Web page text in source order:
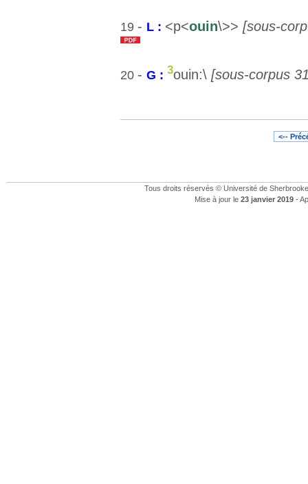
19 - L : <p<ouin\>> [sous-
20 - G : 3ouin:\ [sous-corpus
<--
Tous droits réservés © Université de
Mise à jour le 23 janvier 2019-